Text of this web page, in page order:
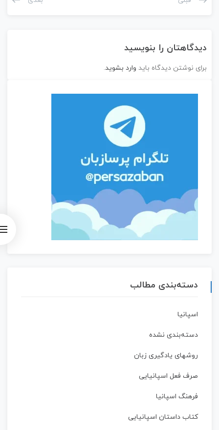
دیدگاهتان را بنویسید
برای نوشتن دیدگاه باید وارد بشوید.
دسته‌بندی مطالب
اسپانیا
دسته‌بندی نشده
روشهای یادگیری زبان
صرف فعل اسپانیایی
فرهنگ اسپانیا
کتاب داستان اسپانیایی